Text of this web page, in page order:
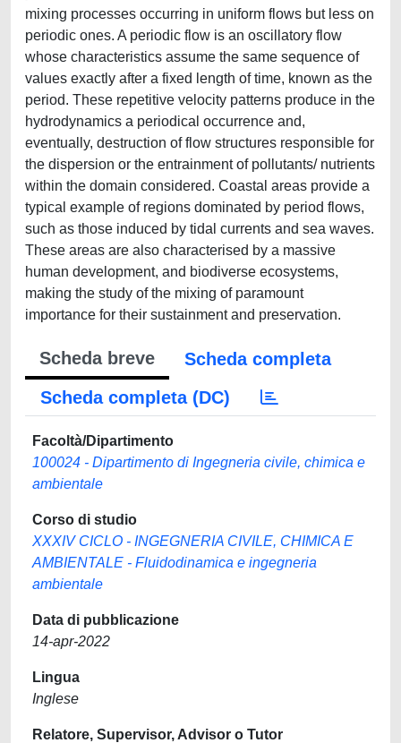
mixing processes occurring in uniform flows but less on
periodic ones. A periodic flow is an oscillatory flow
whose characteristics assume the same sequence of
values exactly after a fixed length of time, known as the
period. These repetitive velocity patterns produce in the
hydrodynamics a periodical occurrence and,
eventually, destruction of flow structures responsible for
the dispersion or the entrainment of pollutants/ nutrients
within the domain considered. Coastal areas provide a
typical example of regions dominated by period flows,
such as those induced by tidal currents and sea waves.
These areas are also characterised by a massive
human development, and biodiverse ecosystems,
making the study of the mixing of paramount
importance for their sustainment and preservation.
Scheda breve
Scheda completa
Scheda completa (DC)
Facoltà/Dipartimento
100024 - Dipartimento di Ingegneria civile, chimica e
ambientale
Corso di studio
XXXIV CICLO - INGEGNERIA CIVILE, CHIMICA E
AMBIENTALE - Fluidodinamica e ingegneria
ambientale
Data di pubblicazione
14-apr-2022
Lingua
Inglese
Relatore, Supervisor, Advisor o Tutor